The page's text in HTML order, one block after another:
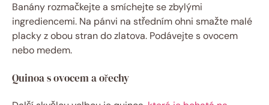
Banány rozmačkejte a smíchejte se zbylými
ingrediencemi. Na pánvi na středním ohni smažte malé
placky z obou stran do zlatova. Podávejte s ovocem
nebo medem.
Quinoa s ovocem a ořechy